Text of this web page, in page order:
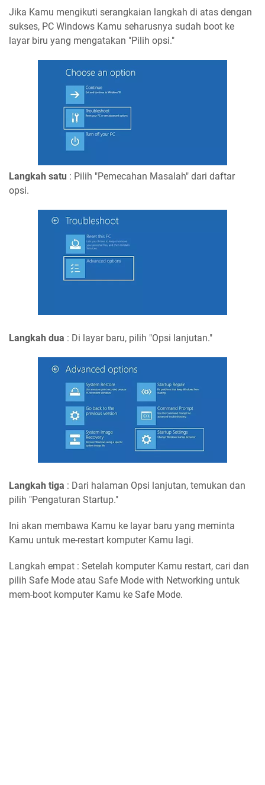
Jika Kamu mengikuti serangkaian langkah di atas dengan
sukses, PC Windows Kamu seharusnya sudah boot ke
layar biru yang mengatakan "Pilih opsi."
Langkah satu : Pilih "Pemecahan Masalah" dari daftar
opsi.
Langkah dua : Di layar baru, pilih "Opsi lanjutan."
Langkah tiga : Dari halaman Opsi lanjutan, temukan dan
pilih "Pengaturan Startup."
Ini akan membawa Kamu ke layar baru yang meminta
Kamu untuk me-restart komputer Kamu lagi.
Langkah empat : Setelah komputer Kamu restart, cari dan
pilih Safe Mode atau Safe Mode with Networking untuk
mem-boot komputer Kamu ke Safe Mode.